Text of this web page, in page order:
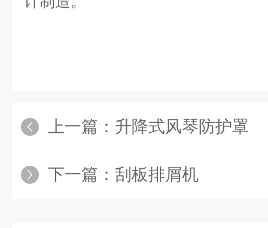
上一篇： 升降式风琴防护罩
下一篇： 刮板排屑机